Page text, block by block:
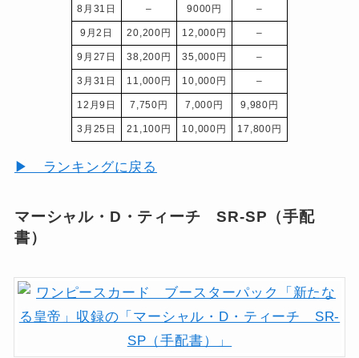
8月31日 – 9000円 –
9月2日 20,200円 12,000円 –
9月27日 38,200円 35,000円 –
3月31日 11,000円 10,000円 –
12月9日 7,750円 7,000円 9,980円
3月25日 21,100円 10,000円 17,800円
▶ ランキングに戻る
マーシャル・D・ティーチ SR-SP（手配
書）